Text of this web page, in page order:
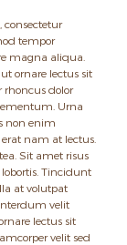
consectetur
tempor
magna aliqua.
ornare lectus sit
rhoncus dolor
Urna
non enim
nam at lectus.
Sit amet risus
Tincidunt
at volutpat
velit
lectus sit
velit sed